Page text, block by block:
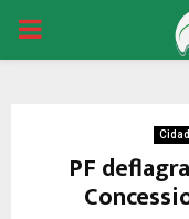
PRIMARY
PF